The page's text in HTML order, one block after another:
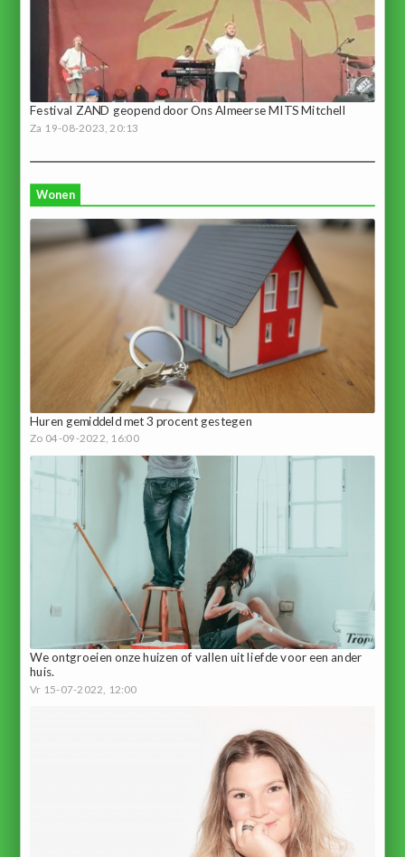
Festival ZAND geopend door Ons Almeerse MITS Mitchell
Za 19-08-2023, 20:13
Wonen
Huren gemiddeld met 3 procent gestegen
Zo 04-09-2022, 16:00
We ontgroeien onze huizen of vallen uit liefde voor een ander
huis.
Vr 15-07-2022, 12:00